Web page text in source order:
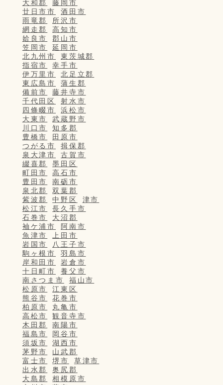
大和郡
藤岡市
廿日市市
酒田市
雨竜郡
所沢市
網走郡
高知市
姶良市
郡山市
笠岡市
延岡市
北九州市
東茨城郡
指宿市
幸手市
伊万里市
北足立郡
東広島市
蒲生郡
備前市
藤井寺市
千代田区
射水市
四條畷市
浜松市
大東市
武蔵野市
川口市
知多郡
豊橋市
田原市
つがる市
揖保郡
泉大津市
古賀市
綴喜郡
墨田区
町田市
高石市
豊田市
南砺市
泉北郡
双葉郡
紫波郡
中野区
津市
松江市
長久手市
石巻市
大沼郡
袖ケ浦市
阿南市
魚津市
上田市
岩国市
八王子市
駒ヶ根市
羽島市
岸和田市
岩倉市
十日町市
養父市
南さつま市
福山市
松原市
江東区
熊谷市
花巻市
柏原市
丸亀市
高松市
観音寺市
木田郡
南陽市
福島市
岡谷市
須坂市
湖西市
茅野市
山武郡
富士市
堺市
草津市
出水郡
奥尻郡
大島郡
相模原市